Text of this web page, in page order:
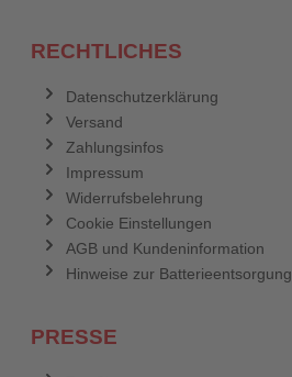
RECHTLICHES
Datenschutzerklärung
Versand
Zahlungsinfos
Impressum
Widerrufsbelehrung
Cookie Einstellungen
AGB und Kundeninformation
Hinweise zur Batterieentsorgung
PRESSE